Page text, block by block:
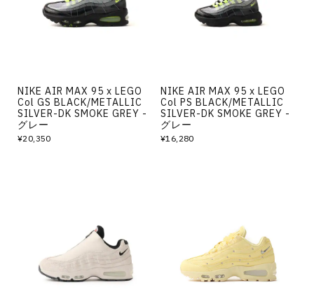
NIKE AIR MAX 95 x LEGO
Col GS BLACK/METALLIC
SILVER-DK SMOKE GREY -
グレー
¥20,350
NIKE AIR MAX 95 x LEGO
Col PS BLACK/METALLIC
SILVER-DK SMOKE GREY -
グレー
¥16,280